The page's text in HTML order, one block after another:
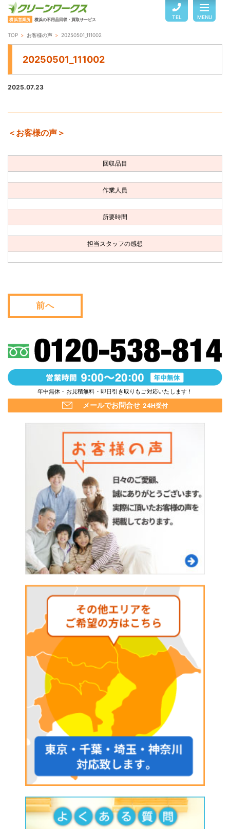
横浜営業所 横浜の不用品回収・買取サービス TEL MENU
TOP
ご利用の流れ
お客様の声
お問い合わせ
会社概要
WEB割引券プレゼント！
TOP お客様の声 20250501_111002
20250501_111002
2025.07.23
＜お客様の声＞
回収品目
作業人員
所要時間
担当スタッフの感想
前へ
年中無休・お見積無料・即日引き取りもご対応いたします！
メールでお問合せ 24H受付